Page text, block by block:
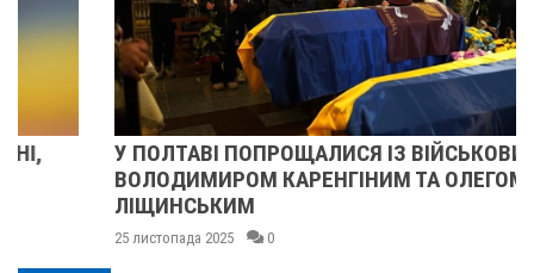
У ПОЛТАВІ ПОПРОЩАЛИСЯ ІЗ ВІЙСЬКОВИМИ
ВОЛОДИМИРОМ КАРЕНГІНИМ ТА ОЛЕГОМ
ЛІЩИНСЬКИМ
25 листопада 2025 0